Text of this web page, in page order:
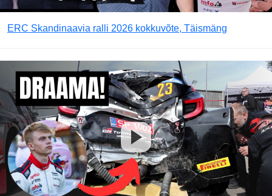
ERC Skandinaavia ralli 2026 kokkuvõte, Täismäng